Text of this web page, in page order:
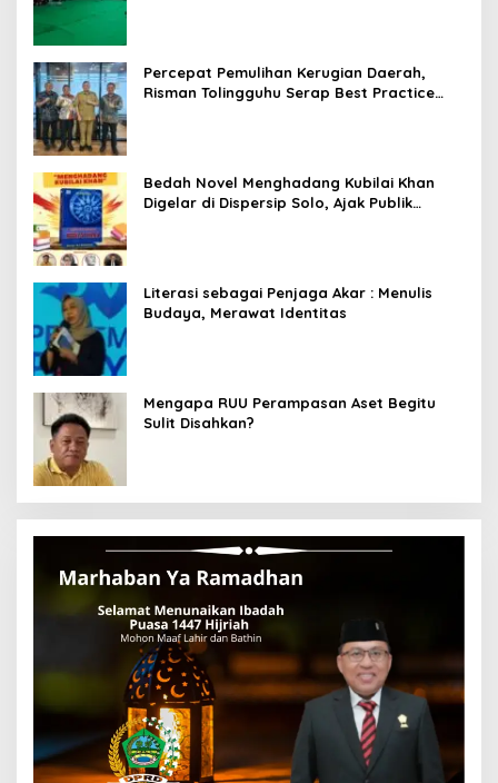
Percepat Pemulihan Kerugian Daerah,
Risman Tolingguhu Serap Best Practice
Bedah Novel Menghadang Kubilai Khan
Digelar di Dispersip Solo, Ajak Publik
Literasi sebagai Penjaga Akar : Menulis
Budaya, Merawat Identitas
Mengapa RUU Perampasan Aset Begitu
Sulit Disahkan?